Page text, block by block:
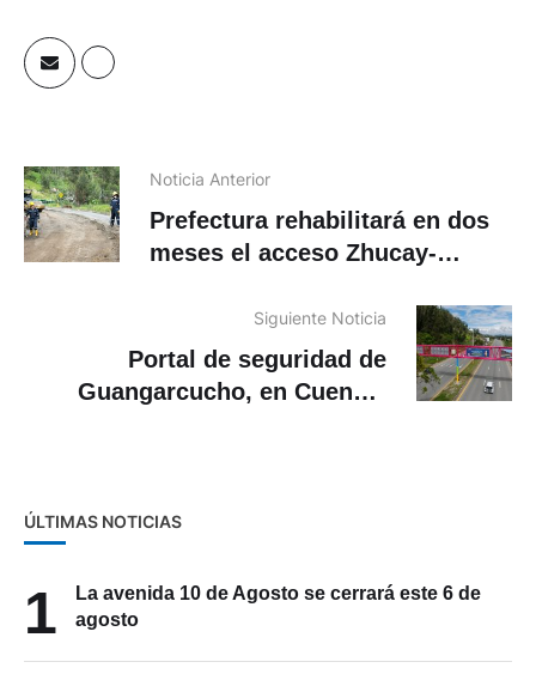
Noticia Anterior
Prefectura rehabilitará en dos
meses el acceso Zhucay-
Siguiente Noticia
Portal de seguridad de
Guangarcucho, en Cuenca,
ÚLTIMAS NOTICIAS
1
La avenida 10 de Agosto se cerrará este 6 de
agosto